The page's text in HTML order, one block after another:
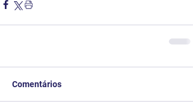
Comentários